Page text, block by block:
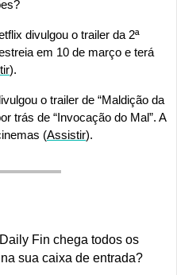
divulgou o trailer da 2ª
em 10 de março e terá
).
o trailer de “Maldição da
trás de “Invocação do Mal”. A
(Assistir).
Fin chega todos os
sua caixa de entrada?